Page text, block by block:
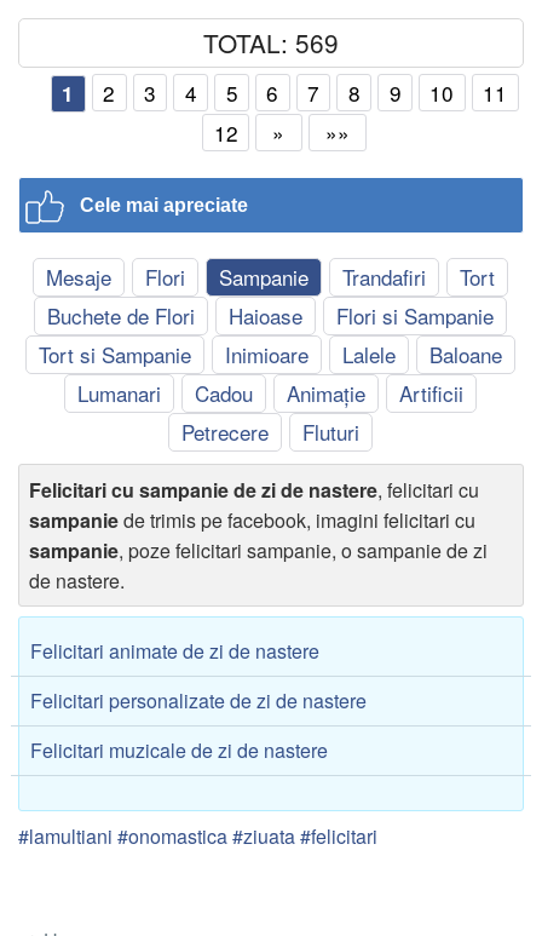
TOTAL: 569
1 2 3 4 5 6 7 8 9 10
11
12
» »»
Cele mai apreciate
Mesaje Flori Sampanie Trandafiri
Tort
Buchete de Flori
Haioase
Flori si Sampanie
Tort si Sampanie
Inimioare Lalele
Baloane
Lumanari
Cadou Animație
Artificii
Petrecere
Fluturi
Felicitari cu sampanie de zi de nastere, felicitari cu
sampaniede trimis pe facebook, imagini felicitari cu
sampanie, poze felicitari sampanie, o sampanie de zi
de nastere.
Felicitari animate de zi de nastere
Felicitari personalizate de zi de nastere
Felicitari muzicale de zi de nastere
#lamultiani #onomastica #ziuata #felicitari